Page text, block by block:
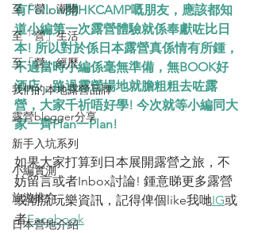
至「營」潮物
至「營」生活
至「營」經歷
我們的本地露營品牌
露營blogger分享
新手入坑系列
小編實測
旅遊推介
日本營地介紹
有Follow開HKCAMP嘅朋友，應該都知
道小編第一次露營體驗就係奉獻咗比日
本! 所以對於係日本露營真係情有所鍾，
不過當時小編係毫無準備，無BOOK好
酒店，路過露營場地就膽粗粗去咗露
營，大家千祈唔好學! 今次就等小編同大
家一齊Plan一Plan!
如果大家打算到日本展開露營之旅，不
妨留言或者Inbox討論! 鍾意睇更多露營
或潮流玩樂資訊，記得俾個like我哋IG或
者Facebook